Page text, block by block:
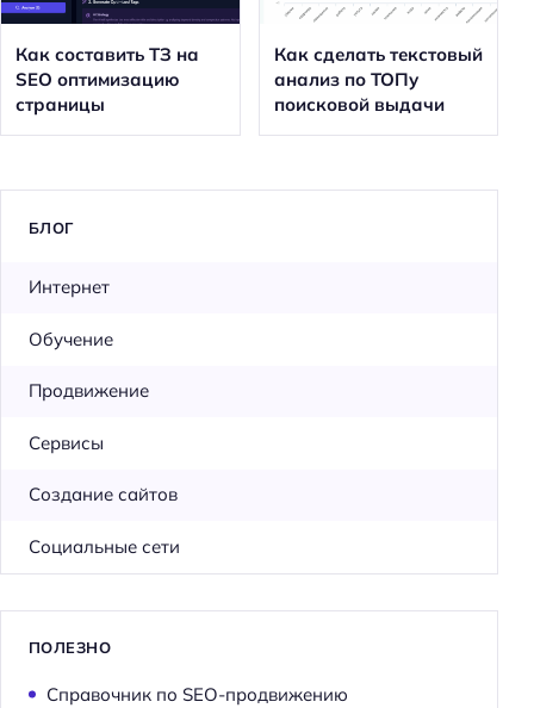
Как составить ТЗ на
SEO оптимизацию
страницы
Как сделать текстовый
анализ по ТОПу
поисковой выдачи
БЛОГ
Интернет
Обучение
Продвижение
Сервисы
Создание сайтов
Социальные сети
ПОЛЕЗНО
Справочник по SEO-продвижению